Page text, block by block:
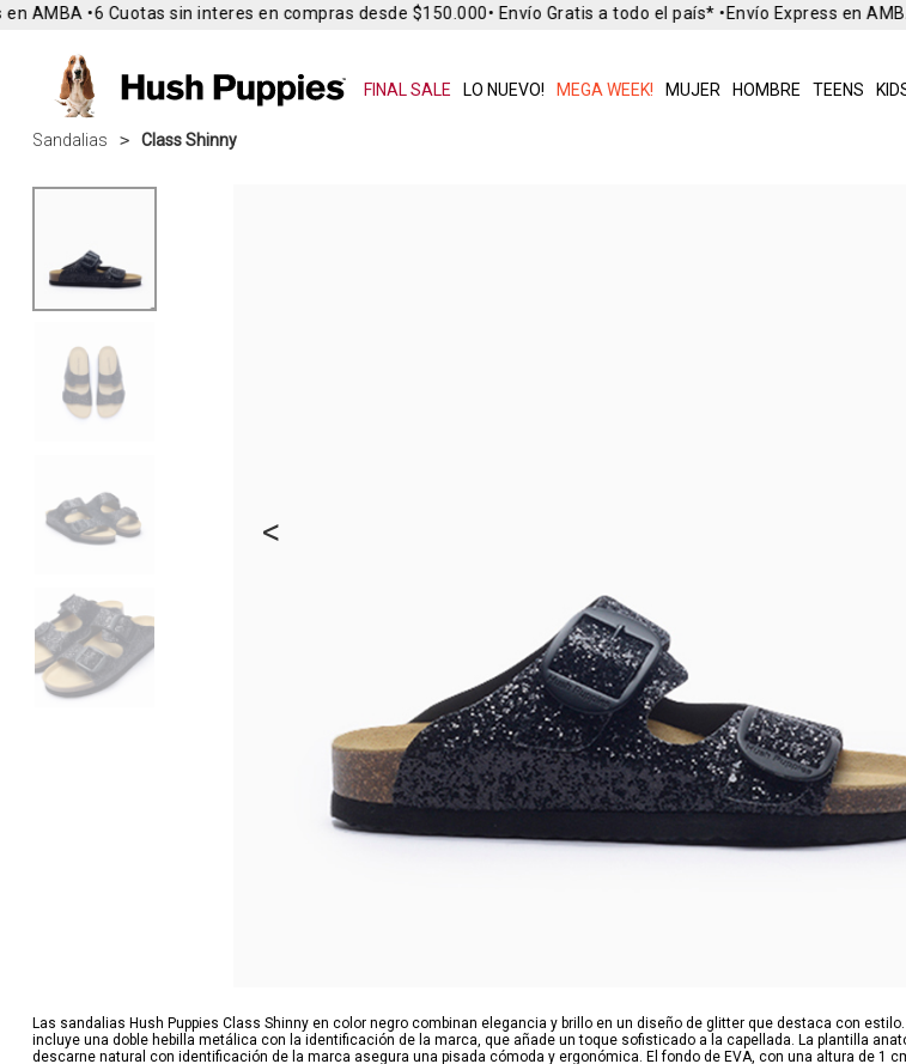
FINAL SALE LO NUEVO! MEGA WEEK! MUJER HOMBRE TEENS
AMBA •6 Cuotas sin interes en compras desde $150.000• Envío Gratis a todo el país* •Envío Express en AMBA
Sandalias Class Shinny
<
Las sandalias Hush Puppies Class Shinny en color negro combinan elegancia y brillo en un diseño de glitter que destaca con
incluye una doble hebilla metálica con la identificación de la marca, que añade un toque sofisticado a la capellada. La plantilla
descarne natural con identificación de la marca asegura una pisada cómoda y ergonómica. El fondo de EVA, con una altura de 1